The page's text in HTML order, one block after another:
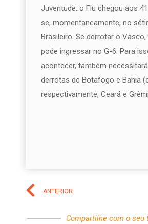
Juventude, o Flu chegou aos
se, momentaneamente, no
Brasileiro. Se derrotar o
pode ingressar no G-6. Para
acontecer, também
derrotas de Botafogo e Bahia
respectivamente, Ceará e
ANTERIOR
Compartilhe com o seu